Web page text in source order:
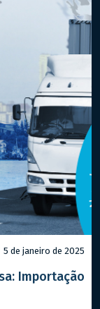
5 de janeiro de 2025
Importação